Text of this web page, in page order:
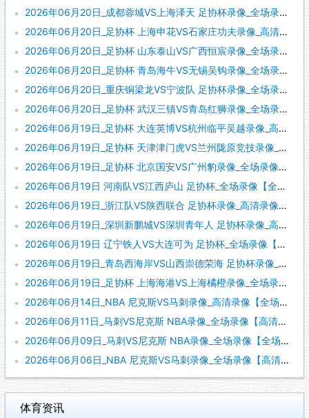
2026年06月20日_成都蓉城VS上海泽天 足协杯录像_全场录像【全场回放】
2026年06月20日_足协杯 上海申花VS石家庄功夫录像_高清录像【全场回放】
2026年06月20日_足协杯 山东泰山VS广西恒宸录像_全场录像【视频集锦】
2026年06月20日_足协杯 青岛海牛VS无锡吴钩录像_全场录像【全场回放】
2026年06月20日_重庆铜梁龙VS宁波队 足协杯录像_全场录像【高清回放】
2026年06月20日_足协杯 武汉三镇VS青岛红狮录像_全场录像【高清回放】
2026年06月19日_足协杯 大连英博VS杭州临平吴越录像_高清录像【全场回放】
2026年06月19日_足协杯 天津津门虎VS兰州陇原竞技录像_全场录像【高清回放】
2026年06月19日_足协杯 北京国安VS广州豹录像_全场录像【高清回放】
2026年06月19日 河南队VS江西庐山 足协杯_全场录像【全场回放】
2026年06月19日_浙江队VS陕西联合 足协杯录像_高清录像【全场回放】
2026年06月19日_深圳新鹏城VS深圳青年人 足协杯录像_高清录像【全场回放】
2026年06月19日 辽宁铁人VS大连可为 足协杯_全场录像【视频集锦】
2026年06月19日_青岛西海岸VS山西崇德荣海 足协杯录像_高清录像【全场回放】
2026年06月19日_足协杯 上海海港VS上海橘橙录像_全场录像【全场回放】
2026年06月14日_NBA 尼克斯VS马刺录像_高清录像【全场回放】
2026年06月11日_马刺VS尼克斯 NBA录像_全场录像【高清回放】
2026年06月09日_马刺VS尼克斯 NBA录像_全场录像【全场回放】
2026年06月06日_NBA 尼克斯VS马刺录像_全场录像【高清回放】
体育资讯